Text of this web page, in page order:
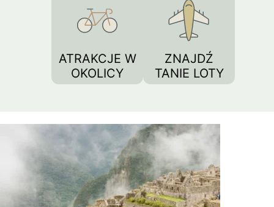
ATRAKCJE W
OKOLICY
ZNAJDŹ
TANIE LOTY